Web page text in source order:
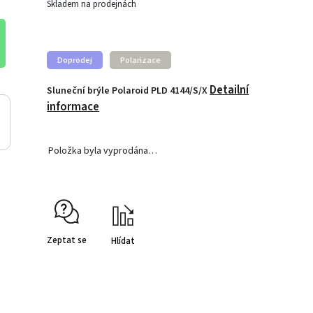
Skladem na prodejnách
Sluneční brýle Polaroid PLD 4144/S/XDetailní
informace
Doprodej Polarizace
Položka byla vyprodána…
Zeptat se Hlídat